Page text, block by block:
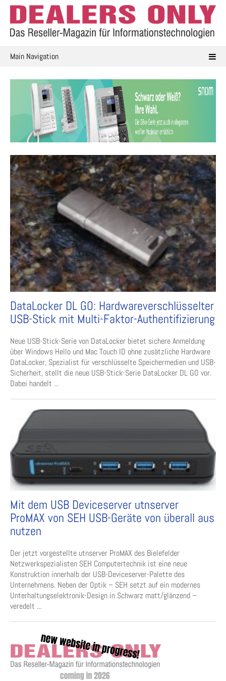
Skip
content
Main Navigation
DataLocker DL GO: Hardwareverschlüsselter
USB-Stick mit Multi-Faktor-Authentifizierung
Neue USB-Stick-Serie von DataLocker bietet sichere Anmeldung
über Windows Hello und Mac Touch ID ohne zusätzliche Hardware
DataLocker, Spezialist für verschlüsselte Speichermedien und USB-
Sicherheit, stellt die neue USB-Stick-Serie DataLocker DL GO vor.
Dabei handelt ...
Mit dem USB Deviceserver utnserver
ProMAX von SEH USB-Geräte von überall aus
nutzen
Der jetzt vorgestellte utnserver ProMAX des Bielefelder
Netzwerkspezialisten SEH Computertechnik ist eine neue
Konstruktion innerhalb der USB-Deviceserver-Palette des
Unternehmens. Neben der Optik – SEH setzt auf ein modernes
Unterhaltungselektronik-Design in Schwarz matt/glänzend –
veredelt ...